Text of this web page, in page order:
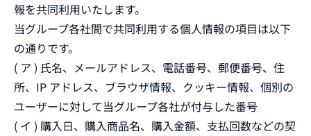
報を共同利用いたします。
当グループ各社間で共同利用する個人情報の項目は以下
の通りです。
( ア ) 氏名、メールアドレス、電話番号、郵便番号、住
所、IP アドレス、ブラウザ情報、クッキー情報、個別の
ユーザーに対して当グループ各社が付与した番号
( イ ) 購入日、購入商品名、購入金額、支払回数などの契